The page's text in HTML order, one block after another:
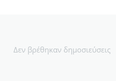
Δεν βρέθηκαν δημοσιεύσεις